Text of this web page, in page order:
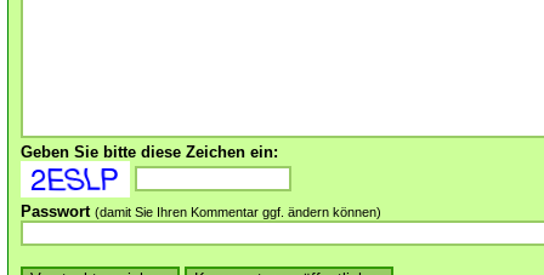
Geben Sie bitte diese Zeichen ein:
Passwort (damit Sie Ihren Kommentar ggf. ändern können)